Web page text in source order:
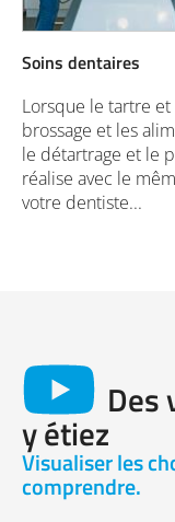
Soins dentaires
Lorsque le tartre
brossage et les
le détartrage et le
réalise avec le
votre dentiste...
Des
y étiez
Visualiser les
comprendre.